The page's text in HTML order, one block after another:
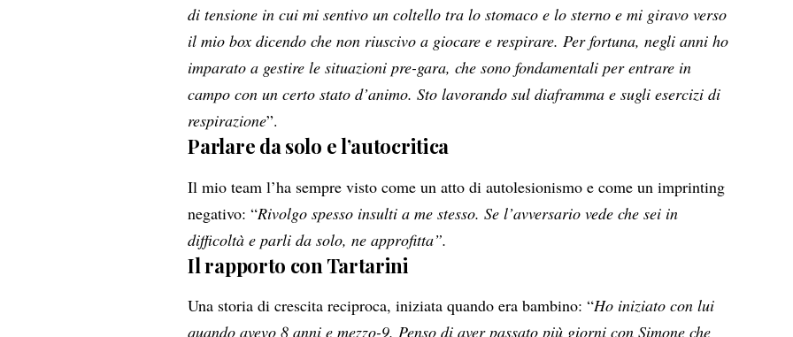
di tensione in cui mi sentivo un coltello tra lo stomaco e lo sterno e mi giravo verso
il mio box dicendo che non riuscivo a giocare e respirare. Per fortuna, negli anni ho
imparato a gestire le situazioni pre-gara, che sono fondamentali per entrare in
campo con un certo stato d’animo. Sto lavorando sul diaframma e sugli esercizi di
respirazione”.
Parlare da solo e l’autocritica
Il mio team l’ha sempre visto come un atto di autolesionismo e come un imprinting
negativo: “Rivolgo spesso insulti a me stesso. Se l’avversario vede che sei in
difficoltà e parli da solo, ne approfitta”.
Il rapporto con Tartarini
Una storia di crescita reciproca, iniziata quando era bambino: “Ho iniziato con lui
quando avevo 8 anni e mezzo-9. Penso di aver passato più giorni con Simone che